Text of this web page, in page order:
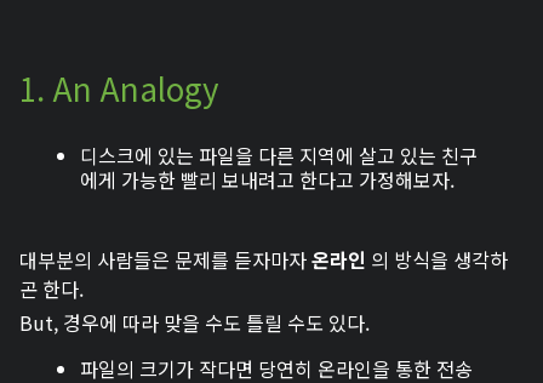
1. An Analogy
디스크에 있는 파일을 다른 지역에 살고 있는 친구
에게 가능한 빨리 보내려고 한다고 가정해보자.
대부분의 사람들은 문제를 듣자마자온라인 의 방식을 생각하
곤 한다.
But, 경우에 따라 맞을 수도 틀릴 수도 있다.
파일의 크기가 작다면 당연히 온라인을 통한 전송